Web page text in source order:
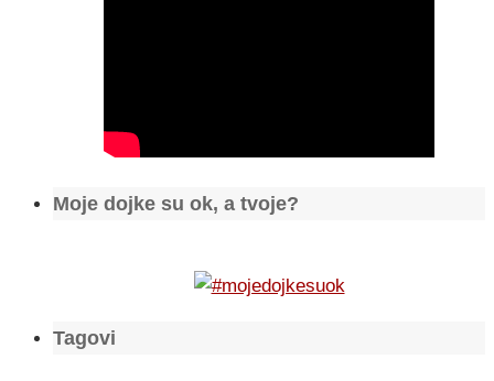
Moje dojke su ok, a tvoje?
Tagovi